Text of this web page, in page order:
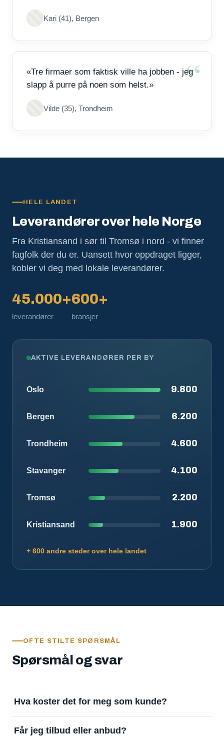
Kari (41), Bergen
«Tre firmaer som faktisk ville ha jobben - jeg
slapp å purre på noen som helst.»
Vilde (35), Trondheim
HELE LANDET
Leverandører over hele Norge
Fra Kristiansand i sør til Tromsø i nord - vi finner
fagfolk der du er. Uansett hvor oppdraget ligger,
kobler vi deg med lokale leverandører.
45.000+
leverandører
600+
bransjer
AKTIVE LEVERANDØRER PER BY
Oslo 9.800
Bergen 6.200
Trondheim 4.600
Stavanger 4.100
Tromsø 2.200
Kristiansand 1.900
+ 600 andre steder over hele landet
OFTE STILTE SPØRSMÅL
Spørsmål og svar
Hva koster det for meg som kunde?
å motta svar. Tjenesten finansieres av
Får jeg tilbud eller anbud?